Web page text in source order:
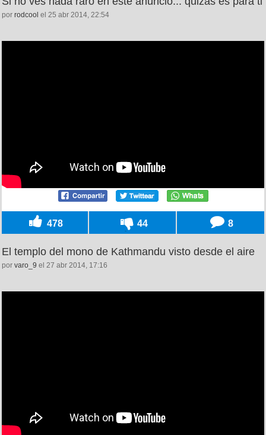
por rodcool el 25 abr 2014, 22:54
478 44 8
El templo del mono de Kathmandu visto desde el aire
por varo_9 el 27 abr 2014, 17:16